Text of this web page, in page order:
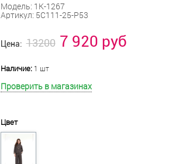
Модель: 1К-1267
Артикул: 5С111-25-Р53
Цена: 13200 7 920 руб
Наличие: 1 шт
Проверить в магазинах
Цвет